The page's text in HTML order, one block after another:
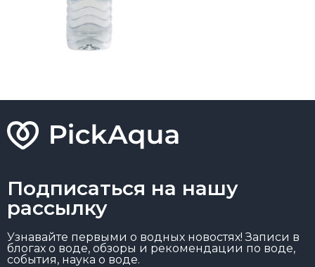
Подписаться на нашу
рассылку
Узнавайте первыми о водных новостях! Записи в
блогах о воде, обзоры и рекомендации по воде,
события, наука о воде.